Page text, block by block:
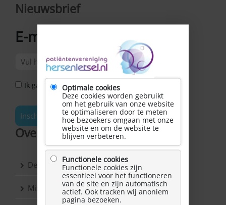
Nieuwsbrief
E-mailadres
Ik ga akkoord met het Privacy Statement *
Inschrijven
Over Hersenletsel.nl
De vereniging
Missie & Visie
Optimale cookies
Deze cookies worden gebruikt
om het gebruik van onze website
te optimaliseren door te meten
hoe bezoekers omgaan met onze
website en om de website te
blijven verbeteren.
Functionele cookies
Functionele cookies zijn
essentieel voor het functioneren
van de site en zijn automatisch
actief. Ook tracken wij anoniem
pagina bezoeken.